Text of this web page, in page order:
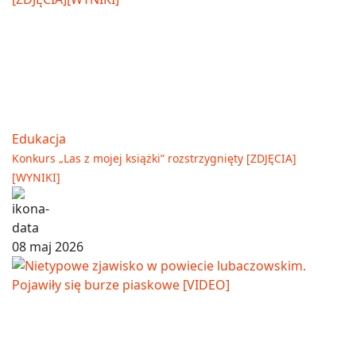
Edukacja
Konkurs „Las z mojej książki” rozstrzygnięty [ZDJĘCIA]
[WYNIKI]
08 maj 2026